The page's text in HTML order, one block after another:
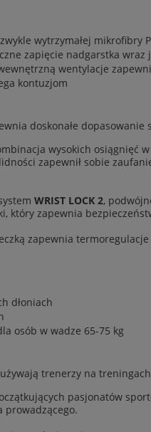
wytrzymałej mikrofibry
zapięcie nadgarstka wraz
wentylacje
kontuzjom
doskonałe dopasowanie
wysokich osiągnięć
zapewnił sobie
WRIST LOCK 2,
który zapewnia
zapewnia
dłoniach
osób w wadze 65-75 kg
trenerzy na
pasjonatów
prowadzącego.